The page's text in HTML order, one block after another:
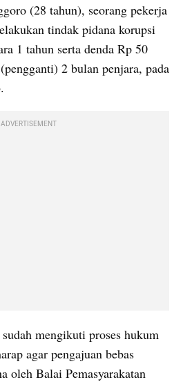
(28 tahun), seorang pekerja
tindak pidana korupsi
1 tahun serta denda Rp 50
2 bulan penjara, pada
ADVERTISEMENT
mengikuti proses hukum
agar pengajuan bebas
oleh Balai Pemasyarakatan